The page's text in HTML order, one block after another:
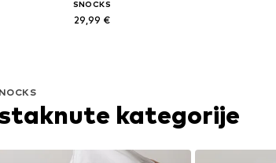
SNOCKS
29,99 €
kategorije